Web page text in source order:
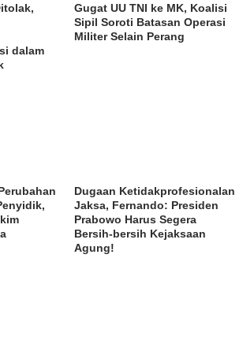
dalam
Gugat UU TNI ke MK, Koalisi
Sipil Soroti Batasan Operasi
Militer Selain Perang
Dugaan Ketidakprofesionalan
Jaksa, Fernando: Presiden
Prabowo Harus Segera
Bersih-bersih Kejaksaan
Agung!